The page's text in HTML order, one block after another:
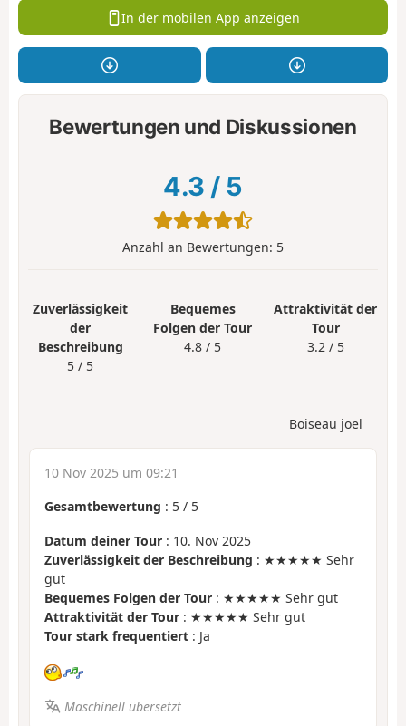
In der mobilen App anzeigen
Bewertungen und Diskussionen
4.3 / 5
Anzahl an Bewertungen: 5
Zuverlässigkeit
der
Beschreibung
5 / 5
Bequemes
Folgen der Tour
4.8 / 5
Attraktivität der
Tour
3.2 / 5
Boiseau joel
10 Nov 2025 um 09:21
Gesamtbewertung : 5 / 5
Datum deiner Tour : 10. Nov 2025
Zuverlässigkeit der Beschreibung : ★★★★★ Sehr
gut
Bequemes Folgen der Tour : ★★★★★ Sehr gut
Attraktivität der Tour : ★★★★★ Sehr gut
Tour stark frequentiert : Ja
Maschinell übersetzt